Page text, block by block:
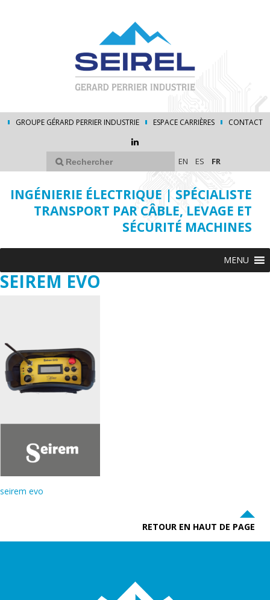
GROUPE GÉRARD PERRIER INDUSTRIE ESPACE CARRIÈRES CONTACT
EN ES FR
INGÉNIERIE ÉLECTRIQUE | SPÉCIALISTE
TRANSPORT PAR CÂBLE, LEVAGE ET
SÉCURITÉ MACHINES
MENU
SEIREM EVO
seirem evo
RETOUR EN HAUT DE PAGE